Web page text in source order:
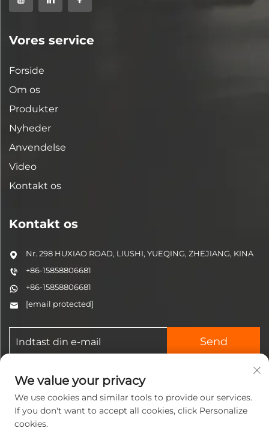
Vores service
Forside
Om os
Produkter
Nyheder
Anvendelse
Video
Kontakt os
Kontakt os
Nr. 298 HUXIAO ROAD, LIUSHI, YUEQING, ZHEJIANG, KINA
+86-15858806681
+86-15858806681
[email protected]
Send
We value your privacy
We use cookies and similar tools to provide our services.
If you don't want to accept all cookies, click Personalize
cookies.